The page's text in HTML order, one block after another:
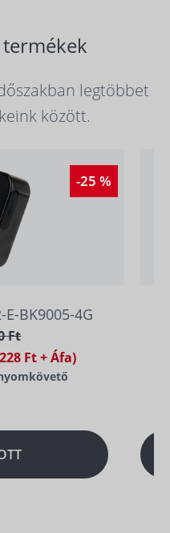
legtöbbet
között.
-25 %
E-BK9005-4G
Ft
Ft + Áfa)